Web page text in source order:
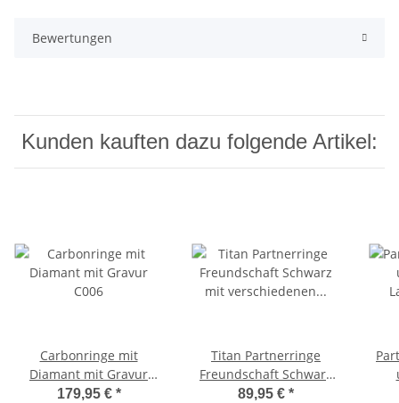
Bewertungen
Kunden kauften dazu folgende Artikel:
Carbonringe mit
Diamant mit Gravur
C006
179,95 € *
Titan Partnerringe
Freundschaft Schwarz
mit verschiedenen
89,95 € *